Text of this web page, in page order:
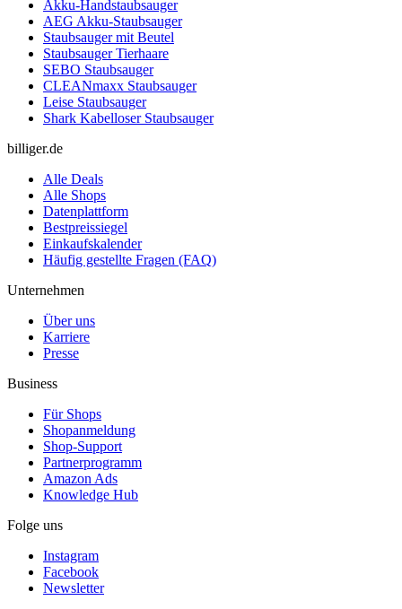
Akku-Handstaubsauger
AEG Akku-Staubsauger
Staubsauger mit Beutel
Staubsauger Tierhaare
SEBO Staubsauger
CLEANmaxx Staubsauger
Leise Staubsauger
Shark Kabelloser Staubsauger
billiger.de
Alle Deals
Alle Shops
Datenplattform
Bestpreissiegel
Einkaufskalender
Häufig gestellte Fragen (FAQ)
Unternehmen
Über uns
Karriere
Presse
Business
Für Shops
Shopanmeldung
Shop-Support
Partnerprogramm
Amazon Ads
Knowledge Hub
Folge uns
Instagram
Facebook
Newsletter